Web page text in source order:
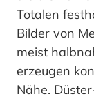
Totalen
Bilder von
meist
erzeugen
Nähe.